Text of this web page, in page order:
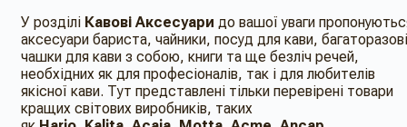
У розділі Кавові Аксесуари до вашої уваги
аксесуари бариста, чайники, посуд для кави, багаторазові
чашки для кави з собою, книги та ще безліч речей,
необхідних як для професіоналів, так і для любителів
якісної кави. Тут представлені тільки перевірені товари
кращих світових виробників, таких